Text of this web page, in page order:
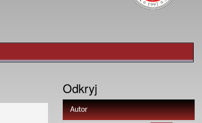
Odkryj
Autor